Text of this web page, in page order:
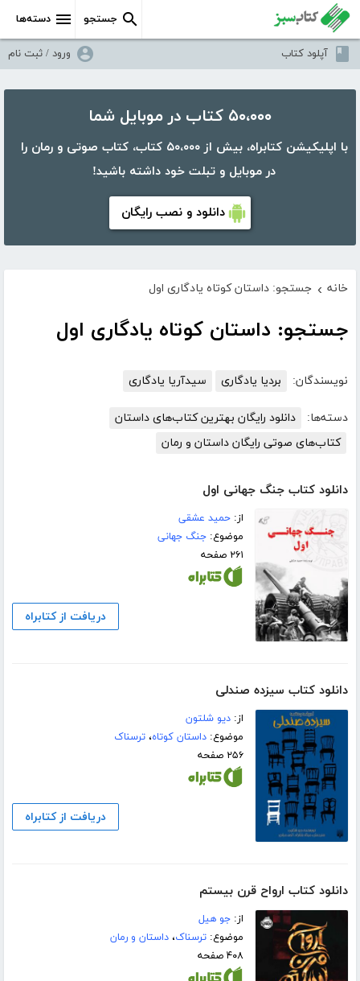
دسته‌ها جستجو
آپلود کتاب ورود / ثبت نام
۵۰،۰۰۰ کتاب در موبایل شما
با اپلیکیشن کتابراه، بیش از ۵۰،۰۰۰ کتاب، کتاب صوتی و رمان را
در موبایل و تبلت خود داشته باشید!
دانلود و نصب رایگان
خانه › جستجو: داستان کوتاه یادگاری اول
جستجو: داستان کوتاه یادگاری اول
نویسندگان: بردیا یادگاری سیدآریا یادگاری
دسته‌ها:
دانلود رایگان بهترین کتاب‌های داستان
کتاب‌های صوتی رایگان داستان و رمان
دانلود کتاب جنگ جهانی اول
از:حمید عشقی
موضوع:جنگ جهانی
۲۶۱ صفحه
دریافت از کتابراه
دانلود کتاب سیزده صندلی
از:دیو شلتون
موضوع:داستان کوتاه،ترسناک
۲۵۶ صفحه
دریافت از کتابراه
دانلود کتاب ارواح قرن بیستم
از:جو ھیل
موضوع:ترسناک،داستان و رمان
۴۰۸ صفحه